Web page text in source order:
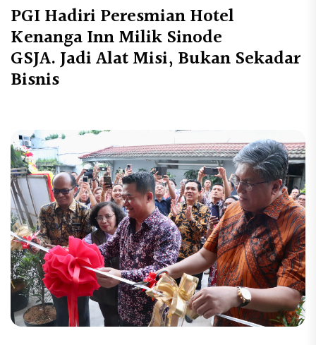
PGI Hadiri Peresmian Hotel
Kenanga Inn Milik Sinode
GSJA. Jadi Alat Misi, Bukan Sekadar
Bisnis